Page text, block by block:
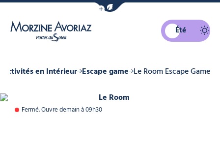
Afficher la barre de navigation du
Été
Activités en Intérieur Escape game Le Room Escape Game
Le Room, © Le Room
Fermé. Ouvre demain à 09h30